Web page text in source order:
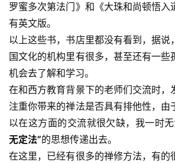
罗蜜多次第法门》和《大珠和尚顿悟入
有英文版。
以上这些书，书店里都没有看到，据说
国文化的机构里有很多，甚至还有一些
机会去了解和学习。
在和西方教育背景下的老师们交流时，
注重你带来的禅法是否具有排他性，由
以在这方面的交流就很欠缺，我一时
无定法”的思想传递出去。
在这里，已经有很多的禅修方法，有的